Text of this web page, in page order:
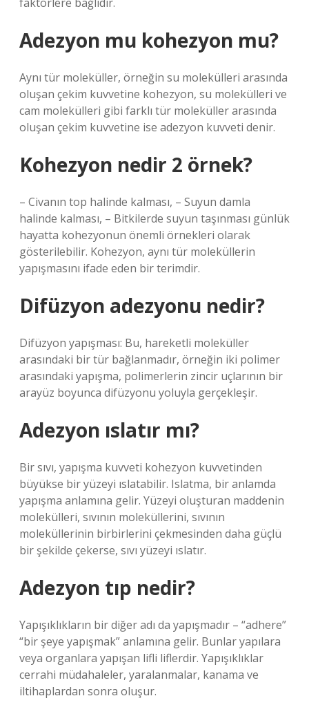
Adezyon mu kohezyon mu?
Aynı tür moleküller, örneğin su molekülleri arasında
oluşan çekim kuvvetine kohezyon, su molekülleri ve
cam molekülleri gibi farklı tür moleküller arasında
oluşan çekim kuvvetine ise adezyon kuvveti denir.
Kohezyon nedir 2 örnek?
– Civanın top halinde kalması, – Suyun damla
halinde kalması, – Bitkilerde suyun taşınması günlük
hayatta kohezyonun önemli örnekleri olarak
gösterilebilir. Kohezyon, aynı tür moleküllerin
yapışmasını ifade eden bir terimdir.
Difüzyon adezyonu nedir?
Difüzyon yapışması: Bu, hareketli moleküller
arasındaki bir tür bağlanmadır, örneğin iki polimer
arasındaki yapışma, polimerlerin zincir uçlarının bir
arayüz boyunca difüzyonu yoluyla gerçekleşir.
Adezyon ıslatır mı?
Bir sıvı, yapışma kuvveti kohezyon kuvvetinden
büyükse bir yüzeyi ıslatabilir. Islatma, bir anlamda
yapışma anlamına gelir. Yüzeyi oluşturan maddenin
molekülleri, sıvının moleküllerini, sıvının
moleküllerinin birbirlerini çekmesinden daha güçlü
bir şekilde çekerse, sıvı yüzeyi ıslatır.
Adezyon tıp nedir?
Yapışıklıkların bir diğer adı da yapışmadır – “adhere”
“bir şeye yapışmak” anlamına gelir. Bunlar yapılara
veya organlara yapışan lifli liflerdir. Yapışıklıklar
cerrahi müdahaleler, yaralanmalar, kanama ve
iltihaplardan sonra oluşur.